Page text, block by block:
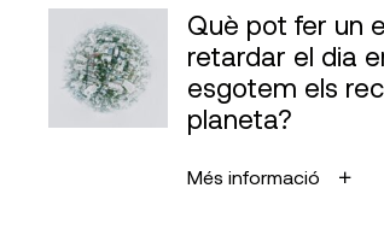
Què pot fer un
retardar el dia
esgotem els
planeta?
Més informació